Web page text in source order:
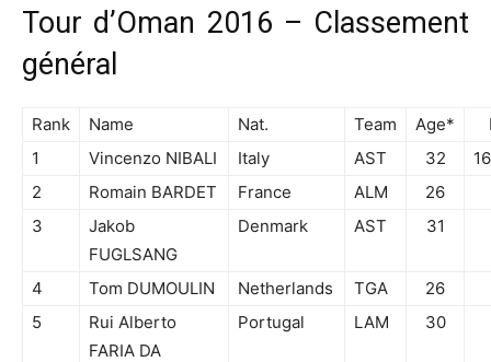
Tour d’Oman 2016 – Classement
général
Rank Name Nat. Team Age*
1
Vincenzo NIBALI Italy AST 32
2
Romain BARDET France ALM
26
3
Jakob
FUGLSANG
Denmark AST 31
4 Tom DUMOULIN Netherlands TGA
26
5
Rui Alberto
FARIA DA
Portugal LAM 30